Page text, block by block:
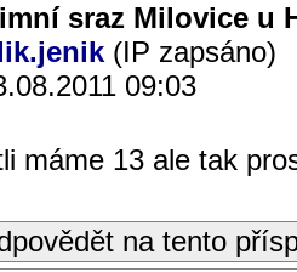
sraz Milovice u
(IP zapsáno)
09:03
máme 13 ale tak
na tento